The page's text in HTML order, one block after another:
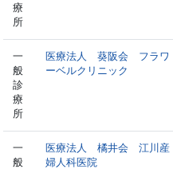
療
所
一
般
診
療
所
医療法人 葵阪会 フラワ
ーベルクリニック
一
般
医療法人 橘井会 江川産
婦人科医院